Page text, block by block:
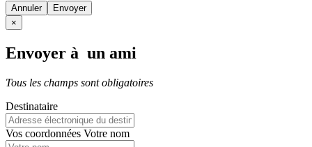
Annuler
×
Envoyer à un ami
Tous les champs sont obligatoires
Destinataire
Vos coordonnées Votre nom